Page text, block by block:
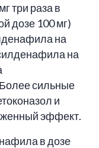
три раза в
дозе 100 мг)
на
на
сильные
и
эффект.
в дозе